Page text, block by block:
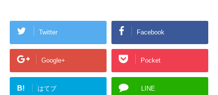
Twitter Facebook
Google+ Pocket
B! はてブ LINE